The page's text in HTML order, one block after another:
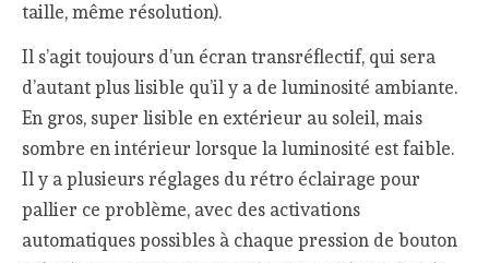
taille, même résolution).
Il s’agit toujours d’un écran transréflectif, qui sera
d’autant plus lisible qu’il y a de luminosité ambiante.
En gros, super lisible en extérieur au soleil, mais
sombre en intérieur lorsque la luminosité est faible.
Il y a plusieurs réglages du rétro éclairage pour
pallier ce problème, avec des activations
automatiques possibles à chaque pression de bouton